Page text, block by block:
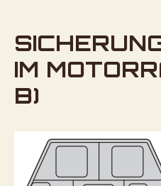
IM
B)